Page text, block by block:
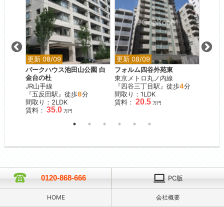
更新 08/09
パークハウス池田山公園 白
金台の杜
JR山手線
『五反田駅』徒歩8分
間取り：2LDK
賃料： 35.0 万円
更新 08/09
フォルム四谷外苑東
東京メトロ丸ノ内線
『四谷三丁目駅』徒歩4分
間取り：1LDK
賃料： 20.5 万円
0120-868-666 PC版
HOME 会社概要